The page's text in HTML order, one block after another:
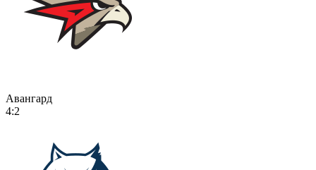
Авангард
4:2